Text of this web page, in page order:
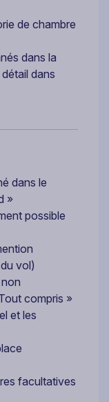
de chambre
dans la
dans
dans le
»
possible
vol)
compris »
et les
facultatives